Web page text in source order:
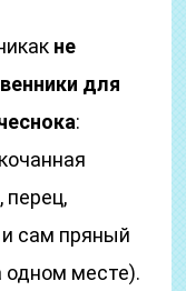
не
для
:
перец,
и сам пряный
одном месте).